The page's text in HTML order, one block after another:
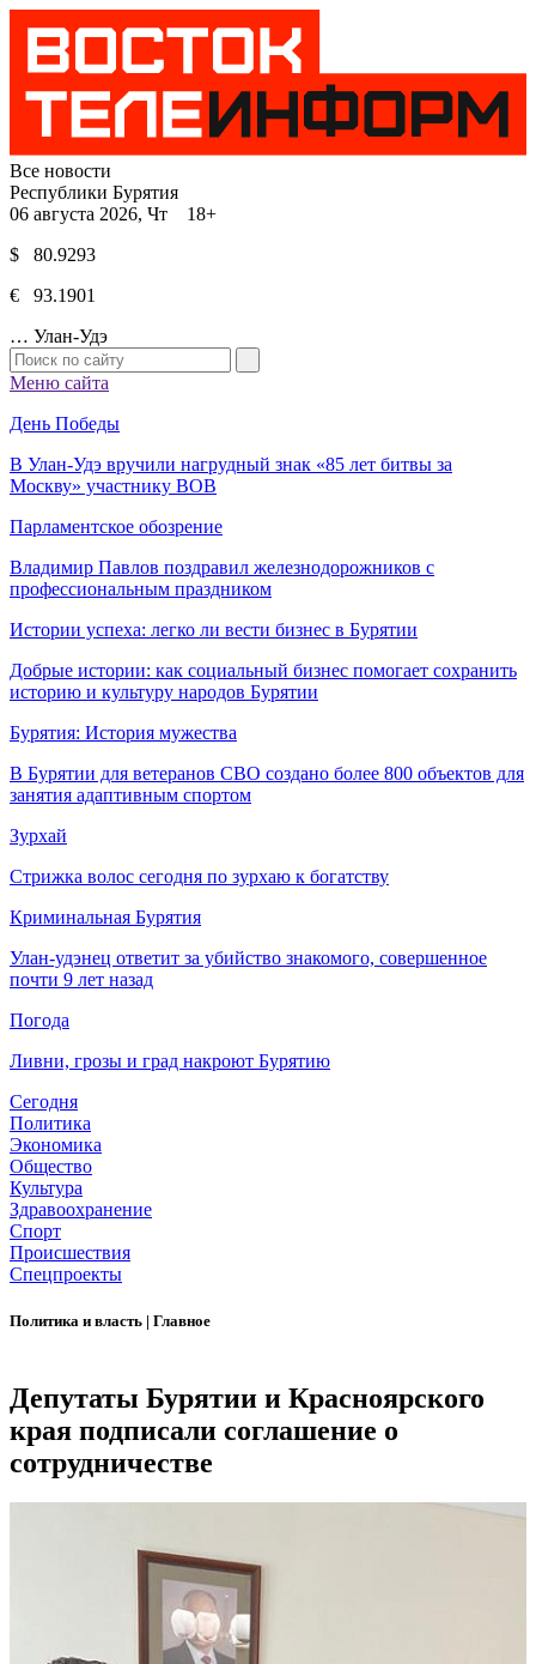
Все новости
Республики Бурятия
06 августа 2026, Чт 18+
$ 80.9293
€ 93.1901
… Улан-Удэ
Меню сайта
День Победы
В Улан-Удэ вручили нагрудный знак «85 лет битвы за
Москву» участнику ВОВ
Парламентское обозрение
Владимир Павлов поздравил железнодорожников с
профессиональным праздником
Истории успеха: легко ли вести бизнес в Бурятии
Добрые истории: как социальный бизнес помогает сохранить
историю и культуру народов Бурятии
Бурятия: История мужества
В Бурятии для ветеранов СВО создано более 800 объектов для
занятия адаптивным спортом
Зурхай
Стрижка волос сегодня по зурхаю к богатству
Криминальная Бурятия
Улан-удэнец ответит за убийство знакомого, совершенное
почти 9 лет назад
Погода
Ливни, грозы и град накроют Бурятию
Сегодня
Политика
Экономика
Общество
Культура
Здравоохранение
Спорт
Происшествия
Спецпроекты
Политика и власть | Главное
Депутаты Бурятии и Красноярского
края подписали соглашение о
сотрудничестве